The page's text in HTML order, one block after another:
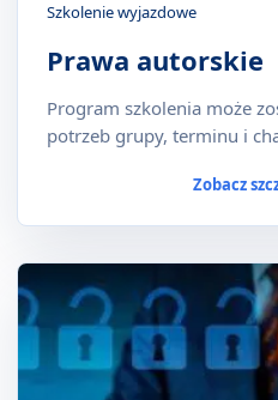
Szkolenie wyjazdowe
Prawa autorskie
Program szkolenia może
potrzeb grupy, terminu i
Zobacz